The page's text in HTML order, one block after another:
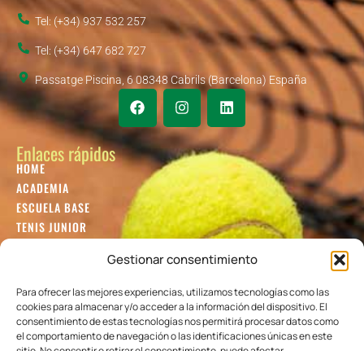
Gestionar consentimiento
Para ofrecer las mejores experiencias, utilizamos tecnologías como las
cookies para almacenar y/o acceder a la información del dispositivo. El
consentimiento de estas tecnologías nos permitirá procesar datos como
el comportamiento de navegación o las identificaciones únicas en este
Tel: (+34) 937 532 257
Tel: (+34) 647 682 727
Passatge Piscina, 6 08348 Cabrils (Barcelona) España
Enlaces rápidos
HOME
ACADEMIA
ESCUELA BASE
TENIS JUNIOR
TENIS INTERNACIONAL
BLOG
GUÍA
Colaboradores